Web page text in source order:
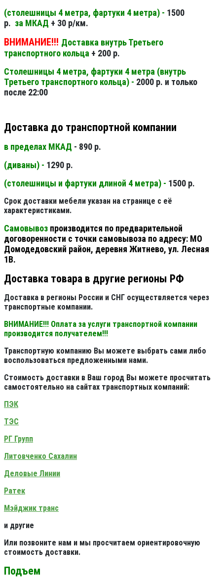
(столешницы 4 метра, фартуки 4 метра) - 1500
р. за МКАД + 30 р/км.
ВНИМАНИЕ!!! Доставка внутрь Третьего
транспортного кольца + 200 р.
Столешницы 4 метра, фартуки 4 метра (внутрь
Третьего транспортного кольца) - 2000 р. и только
после 22:00
Доставка до транспортной компании
в пределах МКАД - 890 р.
(диваны) - 1290 р.
(столешницы и фартуки длиной 4 метра) - 1500 р.
Срок доставки мебели указан на странице с её
характеристиками.
Самовывоз производится по предварительной
договоренности с точки самовывоза по адресу: МО
Домодедовский район, деревня Житнево, ул. Лесная
1В.
Доставка товара в другие регионы РФ
Доставка в регионы России и СНГ осуществляется через
транспортные компании.
ВНИМАНИЕ!!! Оплата за услуги транспортной компании
производится получателем!!!
Транспортную компанию Вы можете выбрать сами либо
воспользоваться предложенными нами.
Стоимость доставки в Ваш город Вы можете просчитать
самостоятельно на сайтах транспортных компаний:
ПЭК
ТЭС
РГ Групп
Литовченко Сахалин
Деловые Линии
Ратек
Мэйджик транс
и другие
Или позвоните нам и мы просчитаем ориентировочную
стоимость доставки.
Подъем